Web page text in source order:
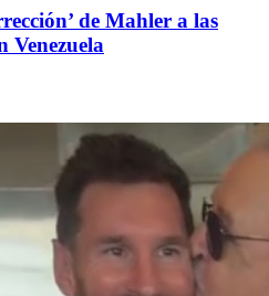
de Mahler a las
Venezuela